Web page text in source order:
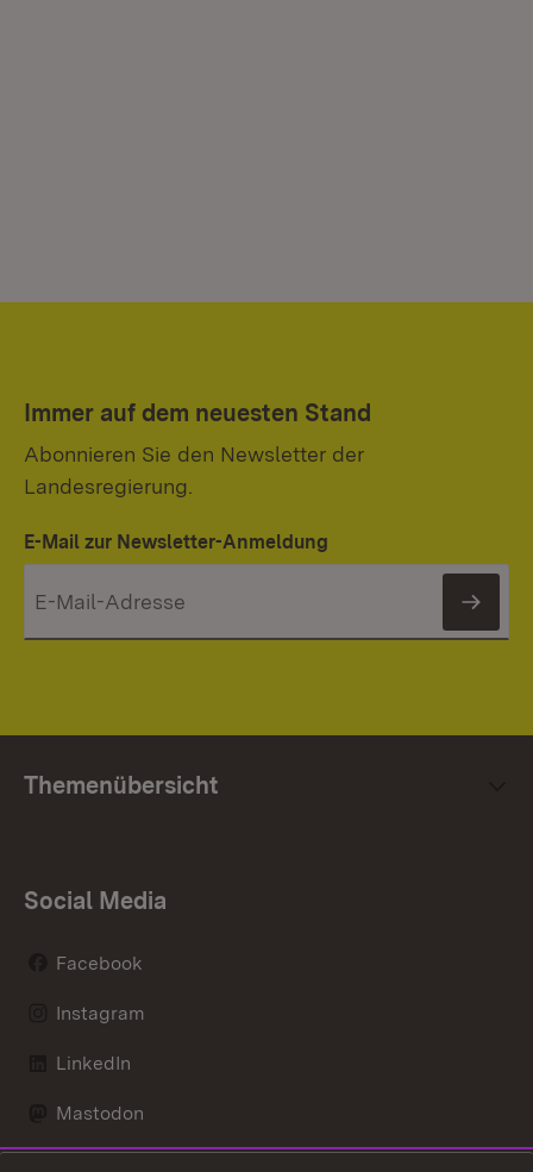
Immer auf dem neuesten Stand
Abonnieren Sie den Newsletter der
Landesregierung.
E-Mail zur Newsletter-Anmeldung
Themenübersicht
Social Media
Facebook
Instagram
LinkedIn
Mastodon